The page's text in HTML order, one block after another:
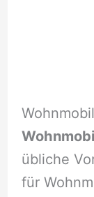
übliche
für